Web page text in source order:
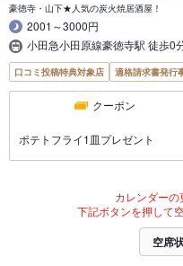
豪徳寺・山下★人気の炭火焼居酒屋！
2001～3000円
小田急小田原線豪徳寺駅 徒歩0
口コミ投稿特典対象店 適格請求書発行
クーポン
ポテトフライ1皿プレゼント
カレンダーの
下記ボタンを押して
空席